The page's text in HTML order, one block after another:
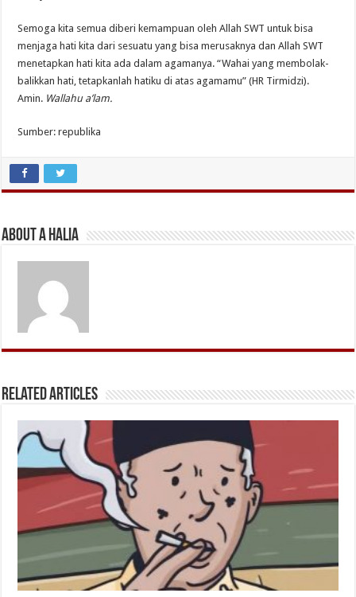
Semoga kita semua diberi kemampuan oleh Allah SWT untuk bisa
menjaga hati kita dari sesuatu yang bisa merusaknya dan Allah SWT
menetapkan hati kita ada dalam agamanya. “Wahai yang membolak-
balikkan hati, tetapkanlah hatiku di atas agamamu” (HR Tirmidzi).
Amin. Wallahu a’lam.
Sumber: republika
About A Halia
Related Articles